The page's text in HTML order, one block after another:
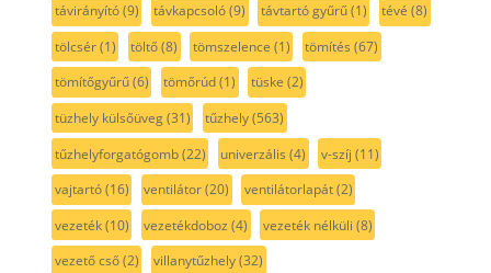
távirányító(9) távkapcsoló(9) távtartó gyűrű(1) tévé (8)
tölcsér(1) töltő(8) tömszelence (1) tömítés (67)
tömítőgyűrű(6) tömőrúd(1) tüske (2)
tüzhely külsőüveg(31) tűzhely(563)
tűzhelyforgatógomb(22) univerzális (4) v-szíj (11)
vajtartó(16) ventilátor(20) ventilátorlapát(2)
vezeték(10) vezetékdoboz (4) vezeték nélküli (8)
vezető cső(2) villanytűzhely(32)